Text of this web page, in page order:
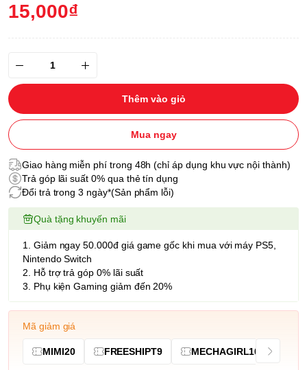
15,000₫
Thêm vào giỏ
Mua ngay
Giao hàng miễn phí trong 48h (chỉ áp dụng khu vực nội thành)
Trả góp lãi suất 0% qua thẻ tín dụng
Đổi trả trong 3 ngày*(Sản phẩm lỗi)
Quà tặng khuyến mãi
1. Giảm ngay 50.000đ giá game gốc khi mua với máy PS5,
Nintendo Switch
2. Hỗ trợ trả góp 0% lãi suất
3. Phụ kiện Gaming giảm đến 20%
Mã giảm giá
MIMI20 FREESHIPT9 MECHAGIRL10